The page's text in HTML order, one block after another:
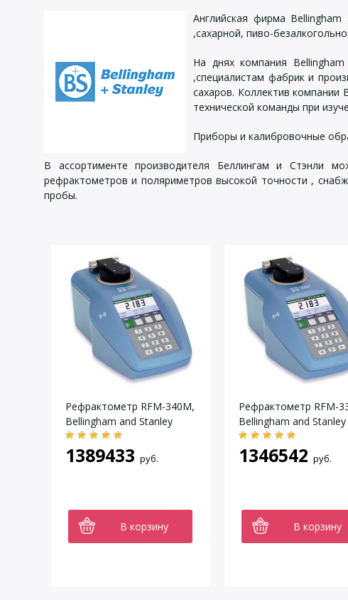
Английская фирма
,сахарной, пиво-
На днях компания
,специалистам фабрик и
сахаров. Коллектив компании
технической команды при
Приборы и калибровочные
В ассортименте производителя Беллингам и Стэнли
рефрактометров и поляриметров высокой точности ,
пробы.
Рефрактометр RFM-340M,
Bellingham and Stanley
1389433 руб.
В корзину
Рефрактометр RFM-
Bellingham and Stanley
1346542 руб.
В корзину